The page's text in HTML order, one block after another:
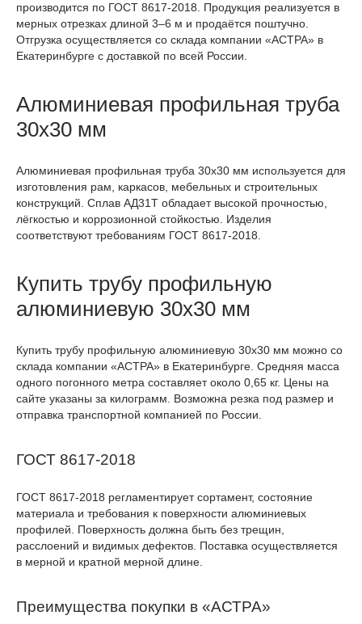
производится по ГОСТ 8617-2018. Продукция реализуется в
мерных отрезках длиной 3–6 м и продаётся поштучно.
Отгрузка осуществляется со склада компании «АСТРА» в
Екатеринбурге с доставкой по всей России.
Алюминиевая профильная труба
30х30 мм
Алюминиевая профильная труба 30х30 мм используется для
изготовления рам, каркасов, мебельных и строительных
конструкций. Сплав АД31Т обладает высокой прочностью,
лёгкостью и коррозионной стойкостью. Изделия
соответствуют требованиям ГОСТ 8617-2018.
Купить трубу профильную
алюминиевую 30х30 мм
Купить трубу профильную алюминиевую 30х30 мм можно со
склада компании «АСТРА» в Екатеринбурге. Средняя масса
одного погонного метра составляет около 0,65 кг. Цены на
сайте указаны за килограмм. Возможна резка под размер и
отправка транспортной компанией по России.
ГОСТ 8617-2018
ГОСТ 8617-2018 регламентирует сортамент, состояние
материала и требования к поверхности алюминиевых
профилей. Поверхность должна быть без трещин,
расслоений и видимых дефектов. Поставка осуществляется
в мерной и кратной мерной длине.
Преимущества покупки в «АСТРА»